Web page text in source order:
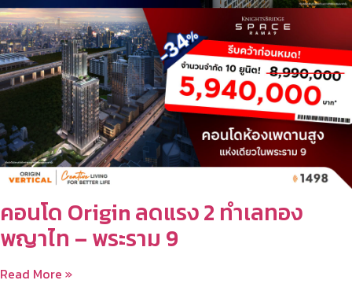
คอนโด Origin ลดแรง 2 ทำเลทอง
พญาไท – พระราม 9
Read More »